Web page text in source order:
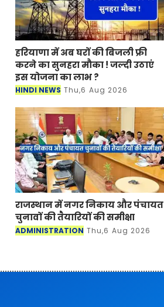
हरियाणा में अब घरों की बिजली फ्री
करने का सुनहरा मौका ! जल्दी उठाएं
इस योजना का लाभ ?
HINDI NEWS Thu,6 Aug 2026
राजस्थान में नगर निकाय और पंचायत
चुनावों की तैयारियों की समीक्षा
ADMINISTRATION Thu,6 Aug 2026